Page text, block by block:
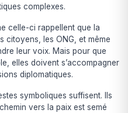
complexes.
celle-ci rappellent que la
citoyens, les ONG, et même
leur voix. Mais pour que
elles doivent s’accompagner
diplomatiques.
symboliques suffisent. Ils
vers la paix est semé